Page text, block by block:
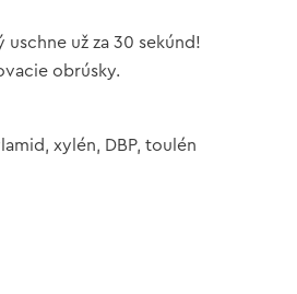
už za 30 sekúnd!
obrúsky.
xylén, DBP, toulén